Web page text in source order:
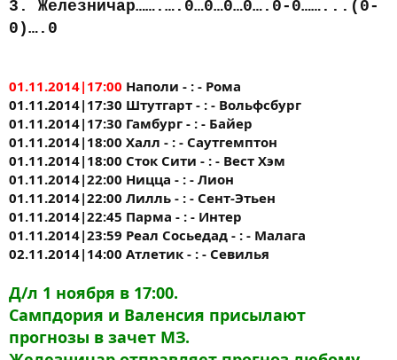
3. Железничар…….….0…0…0…0….0-0……...(0-
0)….0
01.11.2014|17:00 Наполи - : - Рома
01.11.2014|17:30 Штутгарт - : - Вольфсбург
01.11.2014|17:30 Гамбург - : - Байер
01.11.2014|18:00 Халл - : - Саутгемптон
01.11.2014|18:00 Сток Сити - : - Вест Хэм
01.11.2014|22:00 Ницца - : - Лион
01.11.2014|22:00 Лилль - : - Сент-Этьен
01.11.2014|22:45 Парма - : - Интер
01.11.2014|23:59 Реал Сосьедад - : - Малага
02.11.2014|14:00 Атлетик - : - Севилья
Д/л 1 ноября в 17:00.
Сампдория и Валенсия присылают
прогнозы в зачет МЗ.